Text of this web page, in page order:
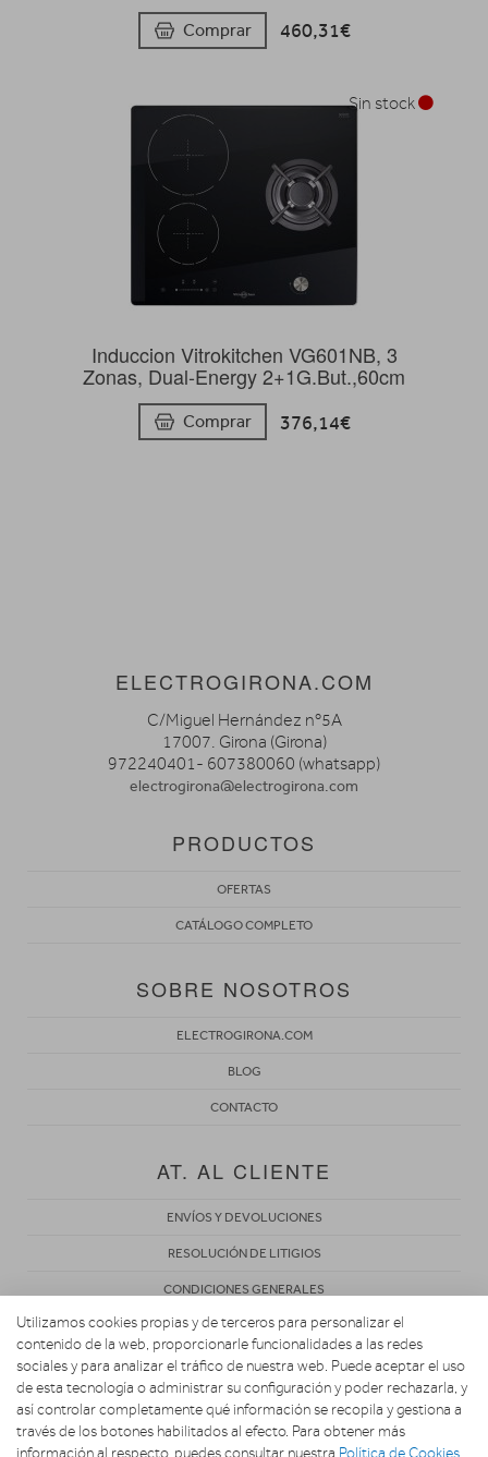
Comprar 460,31€
Induccion Vitrokitchen VG601NB, 3
Zonas, Dual-Energy 2+1G.But.,60cm
Comprar 376,14€
Sin stock
ELECTROGIRONA.COM
C/Miguel Hernández nº5A
17007. Girona (Girona)
972240401- 607380060 (whatsapp)
electrogirona@electrogirona.com
PRODUCTOS
OFERTAS
CATÁLOGO COMPLETO
SOBRE NOSOTROS
ELECTROGIRONA.COM
BLOG
CONTACTO
AT. AL CLIENTE
ENVÍOS Y DEVOLUCIONES
RESOLUCIÓN DE LITIGIOS
CONDICIONES GENERALES
POLÍTICA DE PRIVACIDAD
AVISO LEGAL
USO DE COOKIES
Utilizamos cookies propias y de terceros para personalizar el
contenido de la web, proporcionarle funcionalidades a las redes
sociales y para analizar el tráfico de nuestra web. Puede aceptar el uso
de esta tecnología o administrar su configuración y poder rechazarla, y
así controlar completamente qué información se recopila y gestiona a
través de los botones habilitados al efecto. Para obtener más
información al respecto, puedes consultar nuestra Política de Cookies